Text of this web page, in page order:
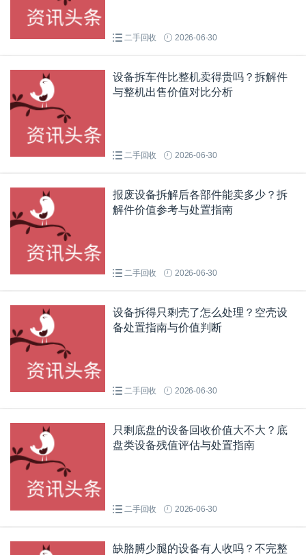
二手回收 2026-06-30
设备拆车件比整机卖得贵吗？拆解件
与整机出售价值对比分析
二手回收 2026-06-30
报废设备拆解后各部件能卖多少？拆
解件价值参考与处置指南
二手回收 2026-06-30
设备拆得只剩壳了怎么处理？空壳设
备处置指南与价值判断
二手回收 2026-06-30
只剩底盘的设备回收价值大不大？底
盘类设备残值评估与处置指南
二手回收 2026-06-30
缺胳膊少腿的设备有人收吗？不完整